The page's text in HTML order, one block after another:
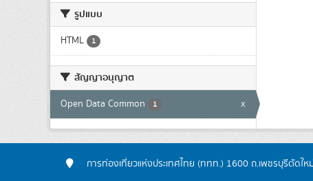
รูปแบบ
HTML 1
สัญญาอนุญาต
Open Data Common 1 x
การท่องเที่ยวแห่งประเทศไทย (ททท.) 1600 ถ.เพชรบุรีตัดใ